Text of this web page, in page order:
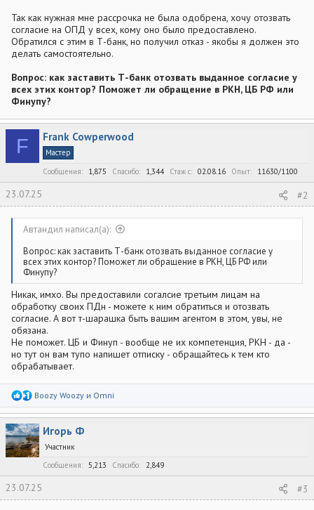
Так как нужная мне рассрочка не была одобрена, хочу отозвать
согласие на ОПД у всех, кому оно было предоставлено.
Обратился с этим в Т-банк, но получил отказ - якобы я должен это
делать самостоятельно.
Вопрос: как заставить Т-банк отозвать выданное согласие у
всех этих контор? Поможет ли обращение в РКН, ЦБ РФ или
Финупу?
F Frank Cowperwood
Мастер
Сообщения
1,875 Спасибо 1,344 Стаж c 02.08.16 Опыт 11630/1100
23.07.25 #2
Автандил написал(а):
Вопрос: как заставить Т-банк отозвать выданное согласие у
всех этих контор? Поможет ли обращение в РКН, ЦБ РФ или
Финупу?
Никак, имхо. Вы предоставили согалсие третьим лицам на
обработку своих ПДн - можете к ним обратиться и отозвать
согласие. А вот т-шарашка быть вашим агентом в этом, увы, не
обязана.
Не поможет. ЦБ и Финуп - вообще не их компетенция, РКН - да -
но тут он вам тупо напишет отписку - обращайтесь к тем кто
обрабатывает.
Р
а
к
ц
и
и
Boozy Woozy и Omni
Игорь Ф
Участник
Сообщения
5,213 Спасибо 2,849
23.07.25 #3